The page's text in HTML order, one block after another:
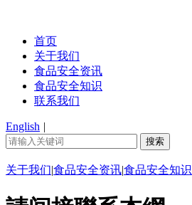
首页
关于我们
食品安全资讯
食品安全知识
联系我们
English |
关于我们|食品安全资讯|食品安全知识